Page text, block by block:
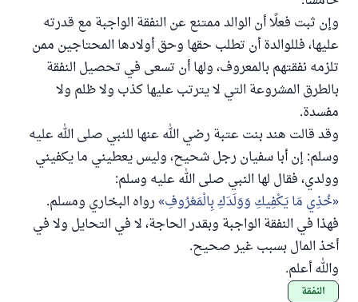
وإن ثبت فعلًا أن الوالد ممتنع عن النفقة الواجبة مع قدرته
عليها، فللوالدة أن تطلب حقها وحق أولادها المحتاجين ممن
تلزمه نفقتهم بالمعروف، ولها أن تسعى في تحصيل النفقة
بالطرق المشروعة التي لا يترتب عليها كذب ولا ظلم ولا
مفسدة.
وقد قالت هند بنت عتبة رضي الله عنها للنبي صلى الله عليه
وسلم: إن أبا سفيان رجل شحيح، وليس يعطيني ما يكفيني
وولدي، فقال لها النبي صلى الله عليه وسلم:
خُذِي مَا يَكْفِيكِ وَوَلَدَكِ بِالْمَعْرُوفِ رواه البخاري ومسلم.
فهذا في النفقة الواجبة وبقدر الحاجة، لا في التحايل ولا في
أخذ المال بسبب غير صحيح.
والله أعلم.
النفقة